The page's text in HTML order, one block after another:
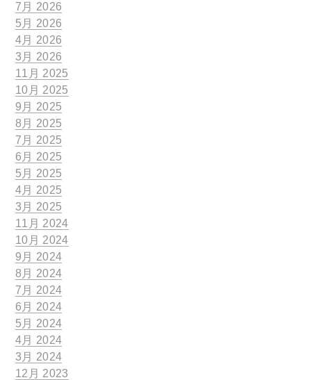
7月 2026
5月 2026
4月 2026
3月 2026
11月 2025
10月 2025
9月 2025
8月 2025
7月 2025
6月 2025
5月 2025
4月 2025
3月 2025
11月 2024
10月 2024
9月 2024
8月 2024
7月 2024
6月 2024
5月 2024
4月 2024
3月 2024
12月 2023